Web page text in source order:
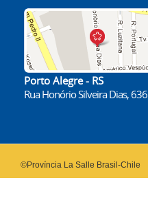
Porto Alegre - RS
Rua Honório Silveira Dias, 636
©Província La Salle Brasil-Chile